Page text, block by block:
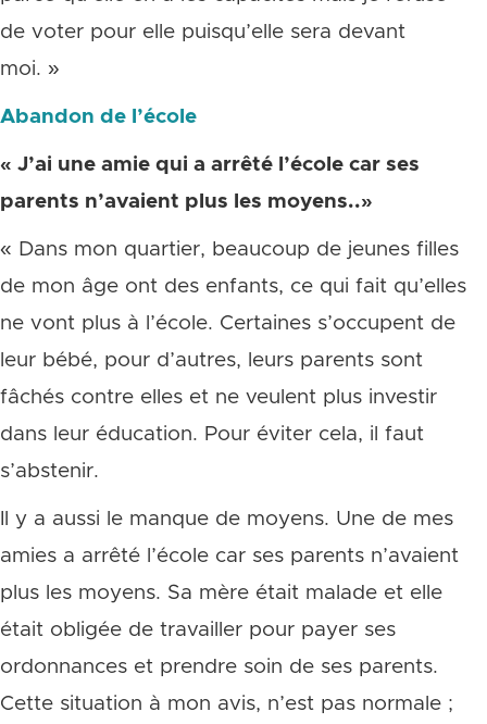
de voter pour elle puisqu’elle sera devant
moi. »
Abandon de l’école
« J’ai une amie qui a arrêté l’école car ses
parents n’avaient plus les moyens..»
« Dans mon quartier, beaucoup de jeunes filles
de mon âge ont des enfants, ce qui fait qu’elles
ne vont plus à l’école. Certaines s’occupent de
leur bébé, pour d’autres, leurs parents sont
fâchés contre elles et ne veulent plus investir
dans leur éducation. Pour éviter cela, il faut
s’abstenir.
Il y a aussi le manque de moyens. Une de mes
amies a arrêté l’école car ses parents n’avaient
plus les moyens. Sa mère était malade et elle
était obligée de travailler pour payer ses
ordonnances et prendre soin de ses parents.
Cette situation à mon avis, n’est pas normale ;